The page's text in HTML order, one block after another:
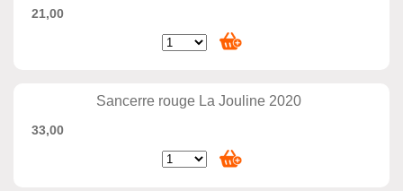
21,00
Sancerre rouge La Jouline 2020
33,00